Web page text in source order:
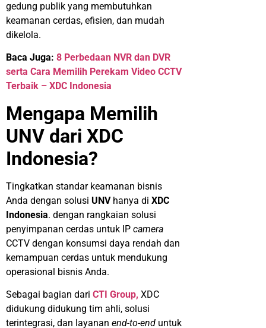
gedung publik yang membutuhkan
keamanan cerdas, efisien, dan mudah
dikelola.
Baca Juga: 8 Perbedaan NVR dan DVR
serta Cara Memilih Perekam Video CCTV
Terbaik – XDC Indonesia
Mengapa Memilih
UNV dari XDC
Indonesia?
Tingkatkan standar keamanan bisnis
Anda dengan solusi UNV hanya di XDC
Indonesia. dengan rangkaian solusi
penyimpanan cerdas untuk IP camera
CCTV dengan konsumsi daya rendah dan
kemampuan cerdas untuk mendukung
operasional bisnis Anda.
Sebagai bagian dari CTI Group, XDC
didukung didukung tim ahli, solusi
terintegrasi, dan layanan end-to-end untuk